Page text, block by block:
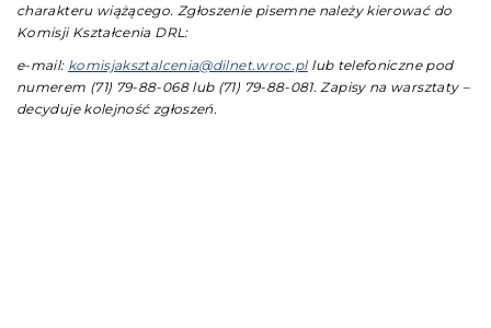
charakteru wiążącego. Zgłoszenie pisemne należy kierować do
Komisji Kształcenia DRL:
e-mail: komisjaksztalcenia@dilnet.wroc.pllub telefoniczne pod
numerem (71) 79-88-068 lub (71) 79-88-081.Zapisy na warsztaty –
decyduje kolejność zgłoszeń.